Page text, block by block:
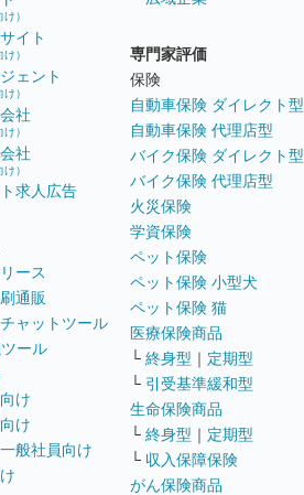
）
イト
）
ェント
）
社
）
社
）
求人広告
ース
通販
ャットツール
ール
け
け
般社員向け
専門家評価
保険
自動車保険 ダイレクト型
自動車保険 代理店型
バイク保険 ダイレクト型
バイク保険 代理店型
火災保険
学資保険
ペット保険
ペット保険 小型犬
ペット保険 猫
医療保険商品
└ 終身型 ｜ 定期型
└ 引受基準緩和型
生命保険商品
└ 終身型 ｜ 定期型
└ 収入保障保険
がん保険商品